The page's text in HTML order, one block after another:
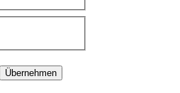
Übernehmen